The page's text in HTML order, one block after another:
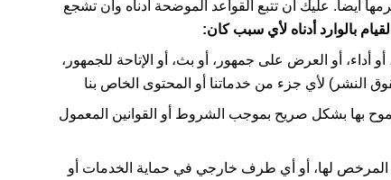
أيضاً. عليك أن تتبع القواعد الموضحة أدناه وأن تشجع
بالوارد أدناه لأي سبب كان:
أو أداء، أو العرض على جمهور، أو بث، أو الإتاحة للجمهور،
النشر) لأي جزء من خدماتنا أو المحتوى الخاص بنا
بها بشكل صريح بموجب الشروط أو القوانين المعمول
المرخص لها، أو أي طرف خارجي في حماية الخدمات أو